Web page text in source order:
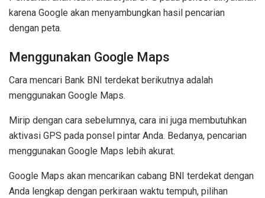
karena Google akan menyambungkan hasil pencarian
dengan peta.
Menggunakan Google Maps
Cara mencari Bank BNI terdekat berikutnya adalah
menggunakan Google Maps.
Mirip dengan cara sebelumnya, cara ini juga membutuhkan
aktivasi GPS pada ponsel pintar Anda. Bedanya, pencarian
menggunakan Google Maps lebih akurat.
Google Maps akan mencarikan cabang BNI terdekat dengan
Anda lengkap dengan perkiraan waktu tempuh, pilihan